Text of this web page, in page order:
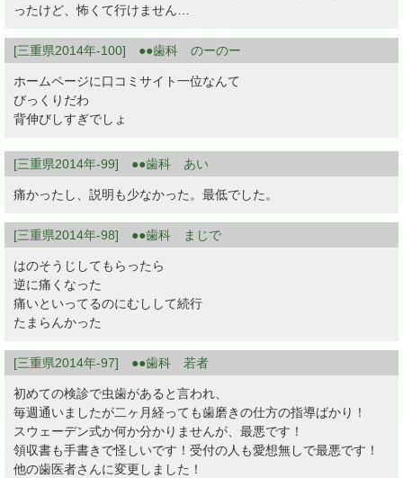
ったけど、怖くて行けません…
[三重県2014年-100] ●●歯科 のーのー
ホームページに口コミサイト一位なんて
びっくりだわ
背伸びしすぎでしょ
[三重県2014年-99] ●●歯科 あい
痛かったし、説明も少なかった。最低でした。
[三重県2014年-98] ●●歯科 まじで
はのそうじしてもらったら
逆に痛くなった
痛いといってるのにむしして続行
たまらんかった
[三重県2014年-97] ●●歯科 若者
初めての検診で虫歯があると言われ、
毎週通いましたが二ヶ月経っても歯磨きの仕方の指導ばかり！
スウェーデン式か何か分かりませんが、最悪です！
領収書も手書きで怪しいです！受付の人も愛想無しで最悪です！
他の歯医者さんに変更しました！